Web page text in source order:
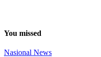
You missed
Nasional News